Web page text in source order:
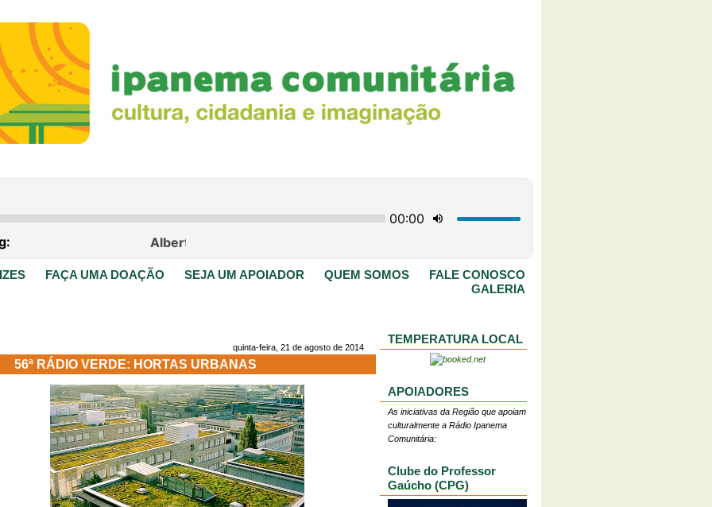
FAÇA UMA DOAÇÃO SEJA UM APOIADOR QUEM SOMOS
FALE CONOSCO
GALERIA
quinta-feira, 21 de agosto de 2014
56ª RÁDIO VERDE: HORTAS URBANAS
TEMPERATURA LOCAL
APOIADORES
As iniciativas da Região que apoiam
culturalmente a Rádio Ipanema
Comunitária:
Clube do Professor
Gaúcho (CPG)